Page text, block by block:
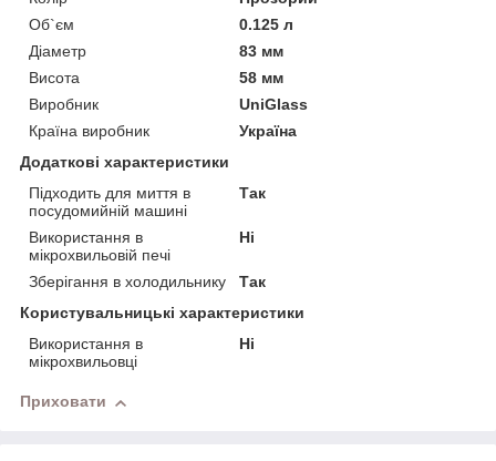
Об`єм
0.125 л
Діаметр
83 мм
Висота
58 мм
Виробник
UniGlass
Країна виробник
Україна
Додаткові характеристики
Підходить для миття в
посудомийній машині
Так
Використання в
мікрохвильовій печі
Ні
Зберігання в холодильнику
Так
Користувальницькі характеристики
Використання в
мікрохвильовці
Ні
Приховати